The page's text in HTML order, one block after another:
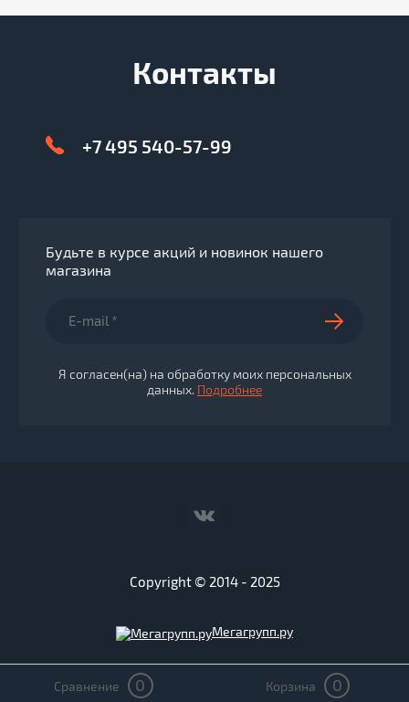
Корзина 0
Сравнение 0
Контакты
+7 495 540-57-99
Будьте в курсе акций и новинок нашего
магазина
Я согласен(на) на обработку моих персональных
данных. Подробнее
Copyright © 2014 - 2025
Мегагрупп.ру